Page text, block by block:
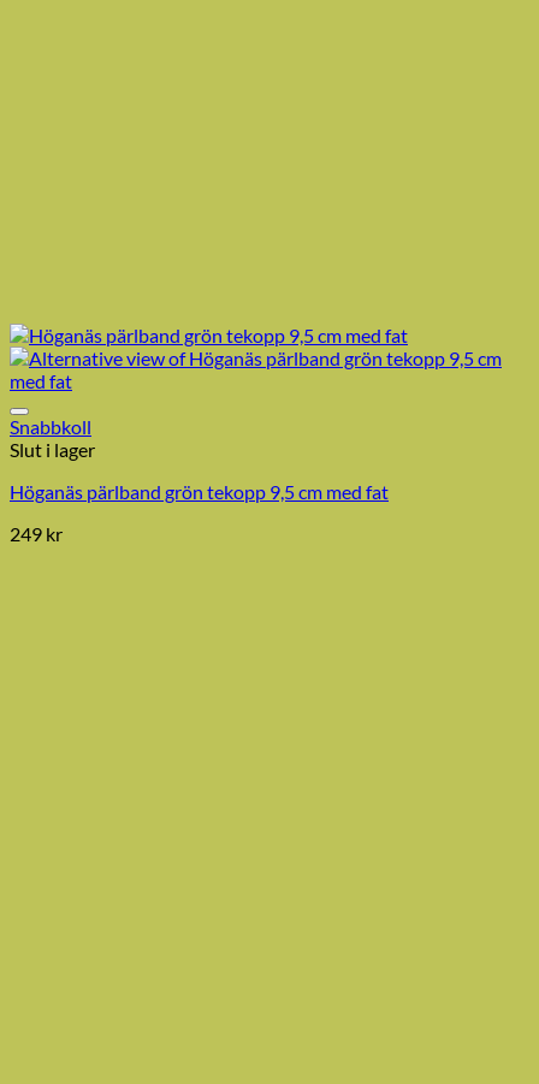
Snabbkoll
Slut i lager
Höganäs pärlband grön tekopp 9,5 cm med fat
249 kr